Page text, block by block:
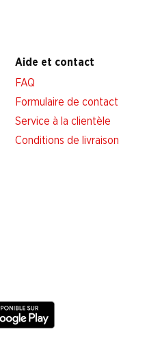
Aide et contact
FAQ
Formulaire de contact
Service à la clientèle
Conditions de livraison